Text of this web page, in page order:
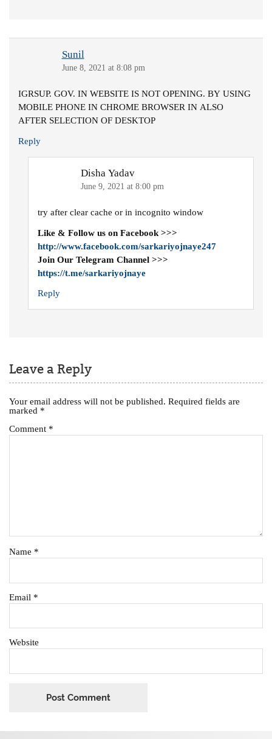
Sunil
June 8, 2021 at 8:08 pm
IGRSUP. GOV. IN WEBSITE IS NOT OPENING. BY USING
MOBILE PHONE IN CHROME BROWSER IN ALSO
AFTER SELECTION OF DESKTOP
Reply
Disha Yadav
June 9, 2021 at 8:00 pm
try after clear cache or in incognito window
Like & Follow us on Facebook >>>
http://www.facebook.com/sarkariyojnaye247
Join Our Telegram Channel >>>
https://t.me/sarkariyojnaye
Reply
Leave a Reply
Your email address will not be published. Required fields are
marked *
Comment *
Name *
Email *
Website